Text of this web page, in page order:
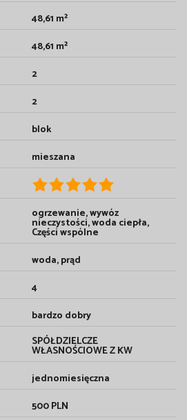
48,61 m²
48,61 m²
2
2
blok
mieszana
ogrzewanie, wywóz
nieczystości, woda ciepła,
Części wspólne
woda, prąd
4
bardzo dobry
SPÓŁDZIELCZE
WŁASNOŚCIOWE Z KW
jednomiesięczna
500 PLN